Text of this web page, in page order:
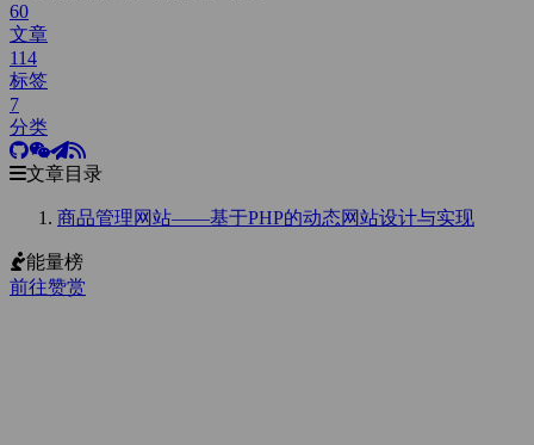
60
文章
114
标签
7
分类
文章目录
商品管理网站——基于PHP的动态网站设计与实现
能量榜
前往赞赏